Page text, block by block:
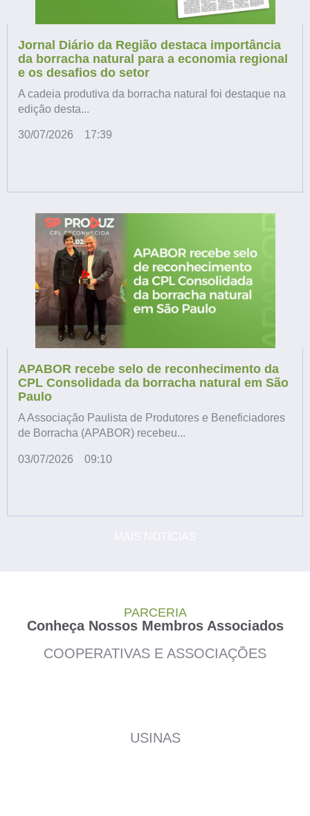
Jornal Diário da Região destaca importância
da borracha natural para a economia regional
e os desafios do setor
A cadeia produtiva da borracha natural foi destaque na
edição desta...
30/07/2026 17:39
APABOR recebe selo de reconhecimento da
CPL Consolidada da borracha natural em São
Paulo
A Associação Paulista de Produtores e Beneficiadores
de Borracha (APABOR) recebeu...
03/07/2026 09:10
PARCERIA
Conheça Nossos Membros Associados
COOPERATIVAS E ASSOCIAÇÕES
USINAS